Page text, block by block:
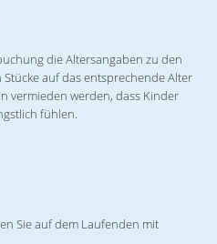
die Altersangaben zu den
auf das entsprechende Alter
vermieden werden, dass Kinder
fühlen.
Sie auf dem Laufenden mit